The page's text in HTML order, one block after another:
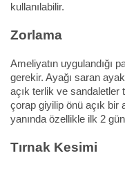
kullanılabilir.
Zorlama
Ameliyatın uygulandığı
gerekir. Ayağı saran
açık terlik ve sandaletler
çorap giyilip önü açık bir
yanında özellikle ilk 2
Tırnak Kesimi